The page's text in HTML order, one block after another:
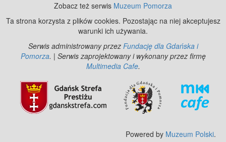
Zobacz też serwis Muzeum Pomorza
Ta strona korzysta z plików cookies. Pozostając na niej akceptujesz
warunki ich używania.
Serwis administrowany przez Fundację dla Gdańska i
Pomorza. | Serwis zaprojektowany i wykonany przez firmę
Multimedia Cafe.
Powered by Muzeum Polski.